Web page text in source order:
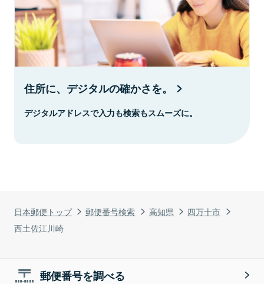
日本郵便トップ 郵便番号検索 高知県
四万十市
西土佐江川崎
住所に、デジタルの確かさを。
デジタルアドレスで入力も検索もスムーズに。
郵便番号を調べる